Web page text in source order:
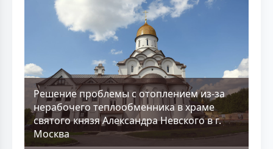
Решение проблемы с отоплением из-за
нерабочего теплообменника в храме
святого князя Александра Невского в г.
Москва